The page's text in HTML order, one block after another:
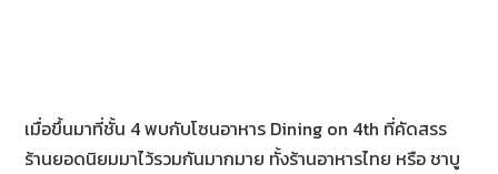
เมื่อขึ้นมาที่ชั้น 4 พบกับโซนอาหาร Dining on 4th ที่คัดสรร
ร้านยอดนิยมมาไว้รวมกันมากมาย ทั้งร้านอาหารไทย หรือ ชาบู